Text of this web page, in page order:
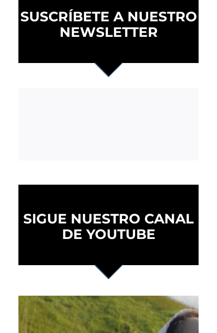
SUSCRÍBETE A NUESTRO
NEWSLETTER
SIGUE NUESTRO CANAL
DE YOUTUBE